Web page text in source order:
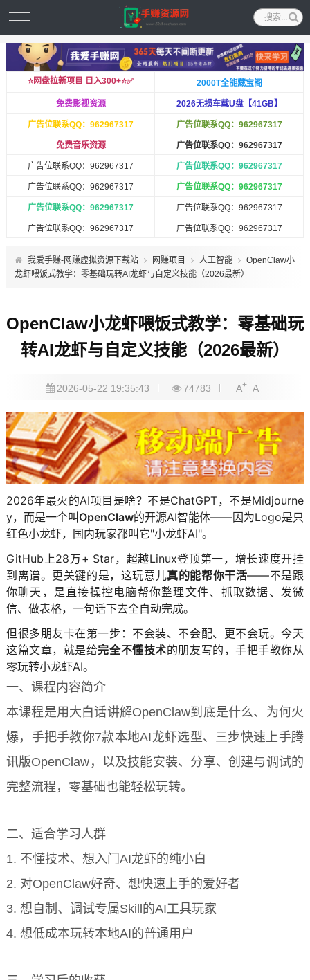
⭐️网盘拉新项目 日入300+⭐️✅ 2000T全能藏宝阁
免费影视资源 2026无损车载U盘【41GB】
广告位联系QQ：962967317 广告位联系QQ：962967317
免费音乐资源 广告位联系QQ：962967317
广告位联系QQ：962967317 广告位联系QQ：962967317
广告位联系QQ：962967317 广告位联系QQ：962967317
广告位联系QQ：962967317 广告位联系QQ：962967317
广告位联系QQ：962967317 广告位联系QQ：962967317
我爱手赚-网赚虚拟资源下载站 网赚项目 人工智能
OpenClaw小
龙虾喂饭式教学：零基础玩转AI龙虾与自定义技能（2026最新）
OpenClaw小龙虾喂饭式教学：零基础玩
转AI龙虾与自定义技能（2026最新）
2026-05-22 19:35:43 74783 A+ A-
2026年最火的AI项目是啥？不是ChatGPT，不是Midjourne
y，而是一个叫OpenClaw的开源AI智能体——因为Logo是只
红色小龙虾，国内玩家都叫它"小龙虾AI"。
GitHub上28万+ Star，超越Linux登顶第一，增长速度开挂
到离谱。更关键的是，这玩意儿真的能帮你干活——不是跟
你聊天，是直接操控电脑帮你整理文件、抓取数据、发微
信、做表格，一句话下去全自动完成。
但很多朋友卡在第一步：不会装、不会配、更不会玩。今天
这篇文章，就是给完全不懂技术的朋友写的，手把手教你从
零玩转小龙虾AI。
一、课程内容简介
本课程是用大白话讲解OpenClaw到底是什么、为何火
爆，手把手教你7款本地AI龙虾选型、三步快速上手腾
讯版OpenClaw，以及技能安装、分享、创建与调试的
完整流程，零基础也能轻松玩转。
二、适合学习人群
1. 不懂技术、想入门AI龙虾的纯小白
2. 对OpenClaw好奇、想快速上手的爱好者
3. 想自制、调试专属Skill的AI工具玩家
4. 想低成本玩转本地AI的普通用户